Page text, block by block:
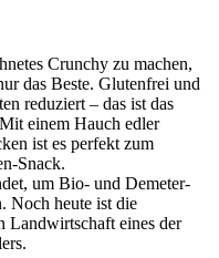
Crunchy zu machen,
das Beste. Glutenfrei und
reduziert – das ist das
einem Hauch edler
ist es perfekt zum
Snack.
um Bio- und Demeter-
Noch heute ist die
Landwirtschaft eines der